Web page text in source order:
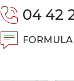
04 42